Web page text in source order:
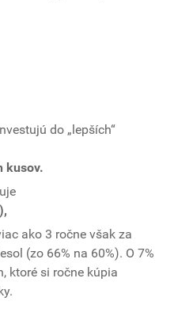
do „lepších“
kusov.
ako 3 ročne však za
(zo 66% na 60%). O 7%
ktoré si ročne kúpia